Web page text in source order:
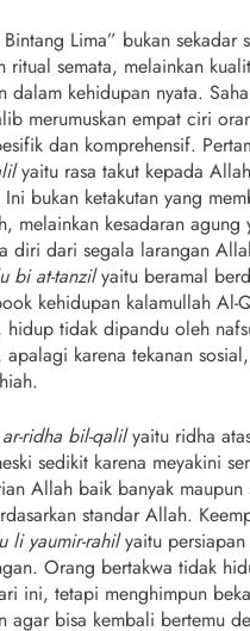
Bintang Lima” bukan sekadar
ritual semata, melainkan
dalam kehidupan nyata.
merumuskan empat ciri
dan komprehensif.
yaitu rasa takut kepada
bukan ketakutan yang
melainkan kesadaran agung
diri dari segala larangan
bi at-tanzilyaitu beramal
kehidupan kalamullah Al-
hidup tidak dipandu oleh
apalagi karena tekanan
ar-ridha bil-qalilyaitu ridha
sedikit karena meyakini
Allah baik banyak maupun
standar Allah.
li yaumir-rahilyaitu persiapan
Orang bertakwa tidak
ini, tetapi menghimpun
agar bisa kembali bertemu